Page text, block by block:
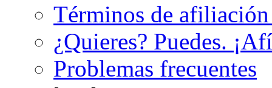
Términos de
¿Quieres? Puedes.
Problemas frecuentes